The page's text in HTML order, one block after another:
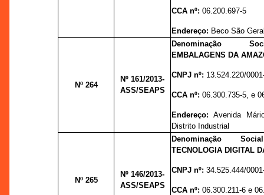
CCA nº:06.200.697-5
Endereço: Beco São
Nº 264
Nº 161/2013-
ASS/SEAPS
Denominação
EMBALAGENS DA
CNPJ nº: 13.524.220/
CCA nº:06.300.735-5, e
Endereço:Avenida
Distrito Industrial
Nº 265
Nº 146/2013-
ASS/SEAPS
Denominação
TECNOLOGIA DIGITAL
CNPJ nº:34.525.444/
CCA nº:06.300.211-6 e